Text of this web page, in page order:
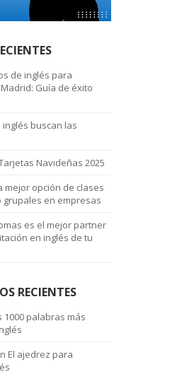
de inglés para
Guía de éxito
inglés buscan las
Navideñas 2025
mejor opción de clases
grupales en empresas
es el mejor partner
en inglés de tu
RECIENTES
1000 palabras más
El ajedrez para